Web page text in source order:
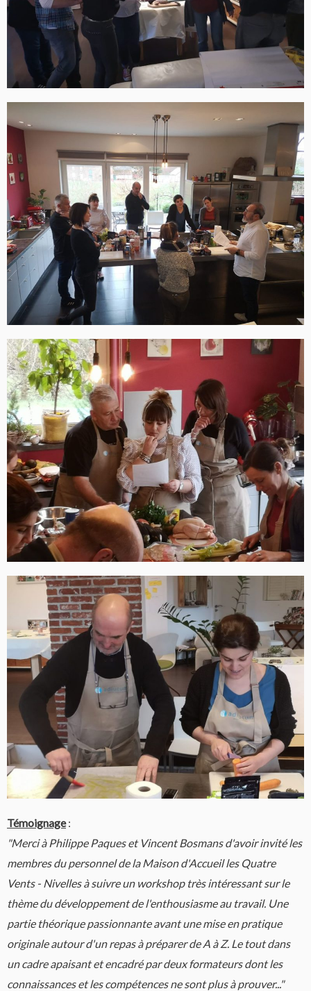
Témoignage:
"Merci à Philippe Paques et Vincent Bosmans d'avoir invité les
membres du personnel de la Maison d'Accueil les Quatre
Vents - Nivelles à suivre un workshop très intéressant sur le
thème du développement de l'enthousiasme au travail. Une
partie théorique passionnante avant une mise en pratique
originale autour d'un repas à préparer de A à Z. Le tout dans
un cadre apaisant et encadré par deux formateurs dont les
connaissances et les compétences ne sont plus à prouver..."